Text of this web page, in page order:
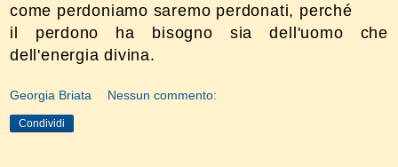
come perdoniamo saremo perdonati, perché
il perdono ha bisogno sia dell'uomo che
dell'energia divina.
Georgia Briata Nessun commento:
Condividi